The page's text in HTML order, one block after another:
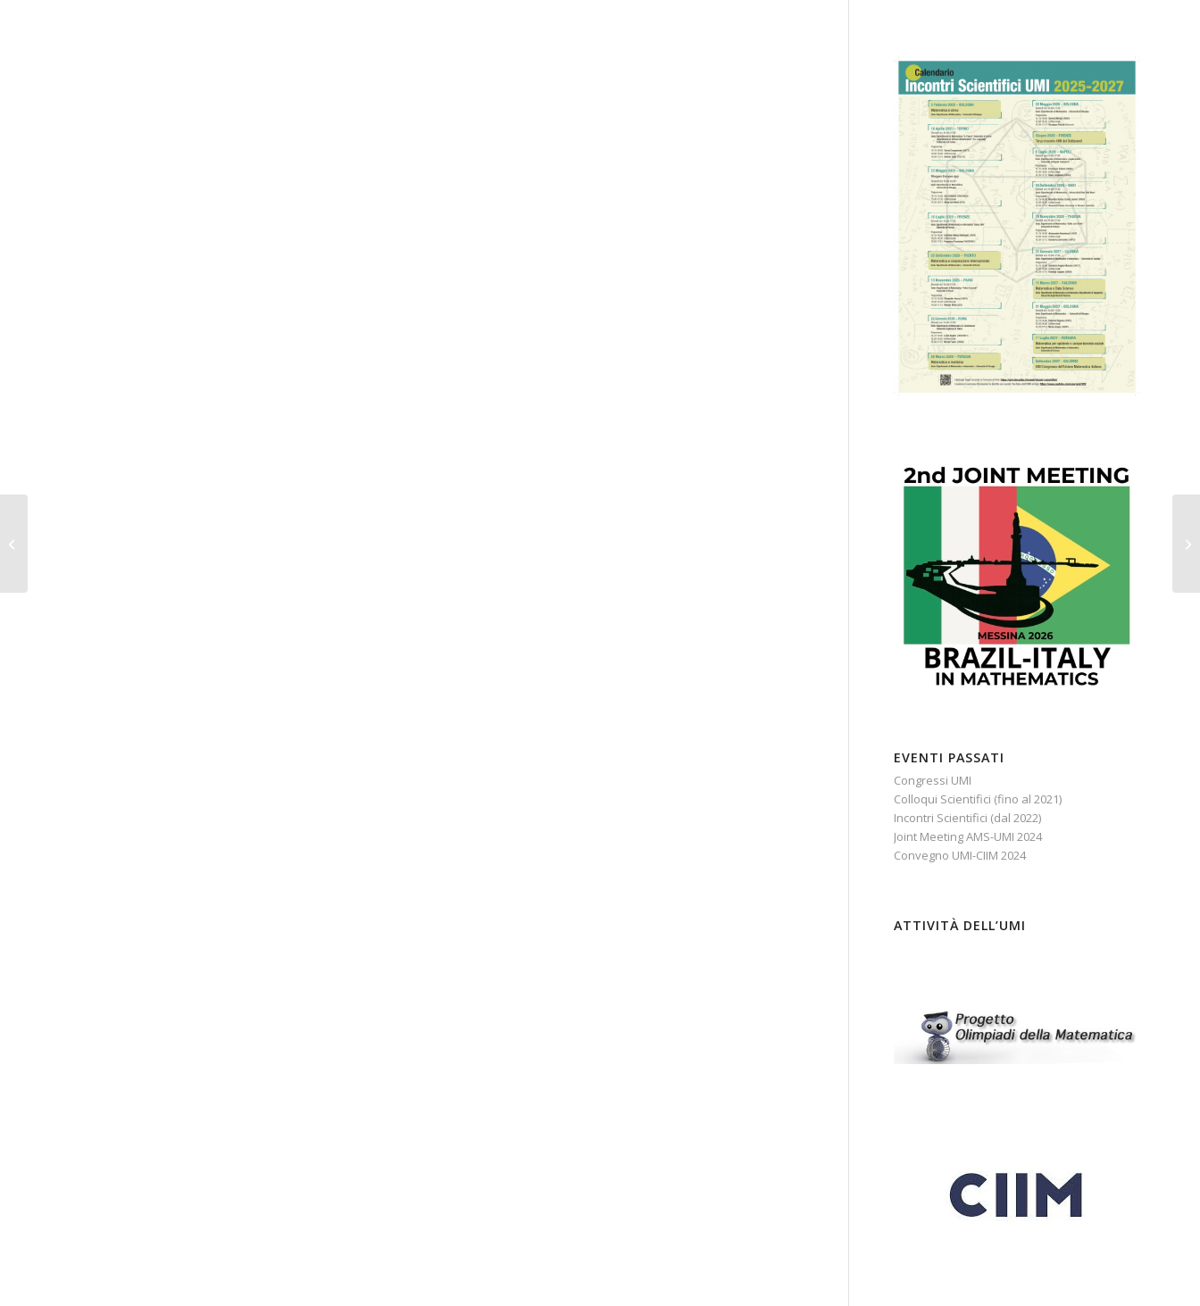
EVENTI PASSATI
Congressi UMI
Colloqui Scientifici (fino al 2021)
Incontri Scientifici (dal 2022)
Joint Meeting AMS-UMI 2024
Convegno UMI-CIIM 2024
ATTIVITÀ DELL’UMI